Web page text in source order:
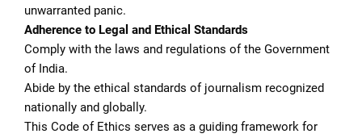
unwarranted panic.
Adherence to Legal and Ethical Standards
Comply with the laws and regulations of the Government
of India.
Abide by the ethical standards of journalism recognized
nationally and globally.
This Code of Ethics serves as a guiding framework for